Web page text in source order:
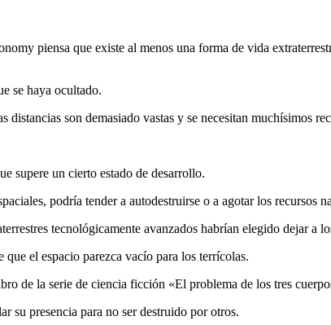
piensa que existe al menos una forma de vida
se haya ocultado.
son demasiado vastas y se necesitan muchísimos
supere un cierto estado de desarrollo.
podría tender a autodestruirse o a agotar los recursos
tecnológicamente avanzados habrían elegido dejar a
el espacio parezca vacío para los terrícolas.
de la serie de ciencia ficción «El problema de los tres
su presencia para no ser destruido por otros.